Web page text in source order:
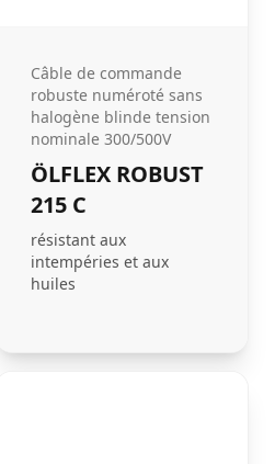
Câble de commande
robuste numéroté sans
halogène blinde tension
nominale 300/500V
ÖLFLEX ROBUST
215 C
résistant aux
intempéries et aux
huiles